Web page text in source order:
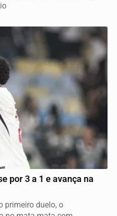
por 3 a 1 e avança na
primeiro duelo, o